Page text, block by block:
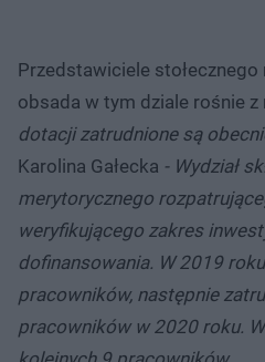
Przedstawiciele stołecznego
obsada w tym dziale rośnie z
dotacji zatrudnione są
Karolina Gałecka - Wydział
merytorycznego
weryfikującego zakres
dofinansowania. W 2019
pracowników, następnie
pracowników w 2020 roku.